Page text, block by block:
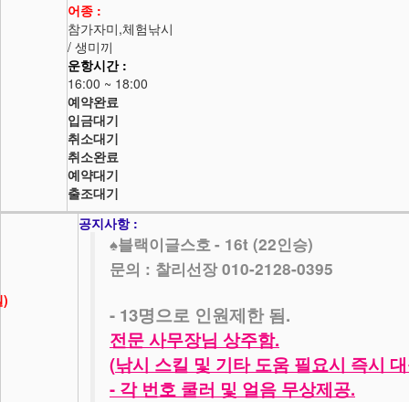
어종 :
참가자미,체험낚시
/ 생미끼
운항시간 :
16:00 ~ 18:00
예약완료
입금대기
취소대기
취소완료
예약대기
출조대기
)
공지사항 :
♠블랙이글스호 - 16t (22인승)
문의 : 찰리선장 010-2128-0395
- 13명으로 인원제한 됨 .
전문 사무장님 상주함.
(낚시 스킬 및 기타 도움 필요시 즉시
- 각 번호 쿨러 및 얼음 무상제공.